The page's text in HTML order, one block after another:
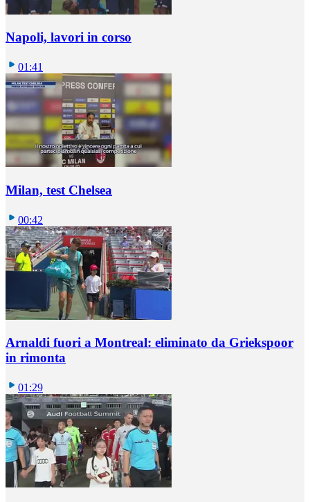
Napoli, lavori in corso
01:41
Milan, test Chelsea
00:42
Arnaldi fuori a Montreal: eliminato da Griekspoor
in rimonta
01:29